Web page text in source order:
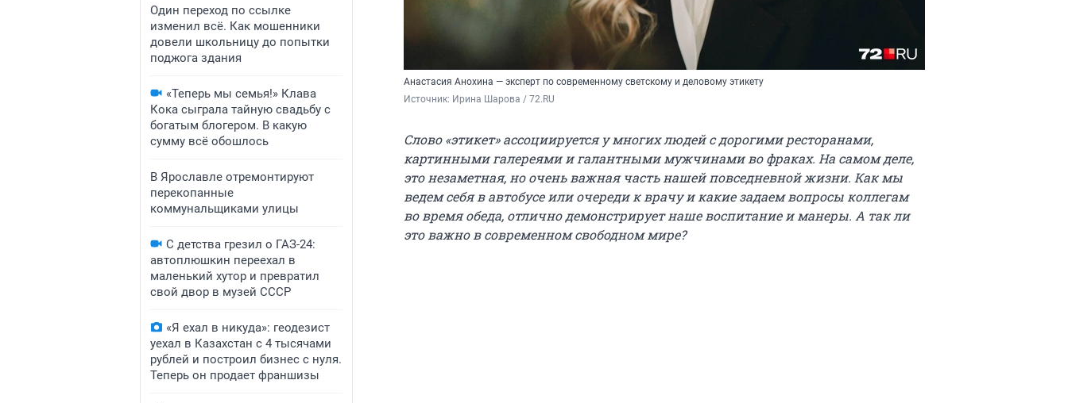
Один переход по ссылке
изменил всё. Как мошенники
довели школьницу до попытки
поджога здания
«Теперь мы семья!» Клава
Кока сыграла тайную свадьбу с
богатым блогером. В какую
сумму всё обошлось
В Ярославле отремонтируют
перекопанные
коммунальщиками улицы
С детства грезил о ГАЗ-24:
автоплюшкин переехал в
маленький хутор и превратил
свой двор в музей СССР
«Я ехал в никуда»: геодезист
уехал в Казахстан с 4 тысячами
рублей и построил бизнес с нуля.
Теперь он продает франшизы
Анастасия Анохина — эксперт по современному светскому и деловому этикету
Источник: Ирина Шарова / 72.RU
Слово «этикет» ассоциируется у многих людей с дорогими ресторанами,
картинными галереями и галантными мужчинами во фраках. На самом деле,
это незаметная, но очень важная часть нашей повседневной жизни. Как мы
ведем себя в автобусе или очереди к врачу и какие задаем вопросы коллегам
во время обеда, отлично демонстрирует наше воспитание и манеры. А так ли
это важно в современном свободном мире?